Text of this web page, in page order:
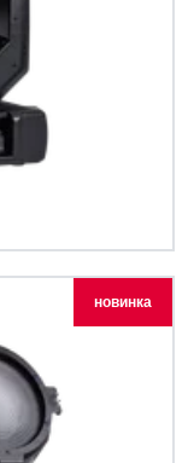
новинка